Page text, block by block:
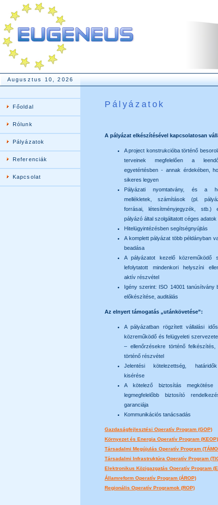
Augusztus 10, 2026
Főoldal
Rólunk
Pályázatok
Referenciák
Kapcsolat
Pályázatok
A pályázat elkészítésével kapcsolatosan
A project konstrukcióba történő
terveinek megfelelően a
egyetértésben - annak érdekében,
sikeres legyen
Pályázati nyomtatvány, és a
mellékletek, számítások (pl.
forrásai, létesítményjegyzék, stb.)
pályázó által szolgáltatott céges adatok
Hitelügyintézésben segítségnyújtás
A komplett pályázat több példányban
beadása
A pályázatot kezelő közreműködő
lefolytatott mindenkori helyszíni
aktív részvétel
Igény szerint: ISO 14001 tanúsítvány
előkészítése, auditálás
Az elnyert támogatás „utánkövetése”:
A pályázatban rögzített vállalási
közreműködő és felügyeleti
– ellenőrzésekre történő felkészítés,
történő részvétel
Jelentési kötelezettség,
kisérése
A kötelező biztosítás megkötése
legmegfelelőbb biztosító
garanciája
Kommunikációs tanácsadás
Gazdaságfejlesztési Operatív Program (GOP)
Környezet és Energia Operatív Program (KEOP)
Társadalmi Megújulás Operatív Program
Társadalmi Infrastruktúra Operatív Program
Elektronikus Közigazgatás Operatív Program
Államreform Operatív Program (ÁROP)
Regionális Operatív Programok (ROP)